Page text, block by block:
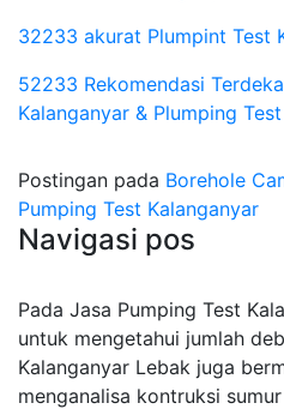
32233 akurat Plumpint Test
52233 Rekomendasi
Kalanganyar & Plumping
Postingan pada Borehole
Pumping Test Kalanganyar
Navigasi pos
Pada Jasa Pumping Test
untuk mengetahui jumlah
Kalanganyar Lebak juga
menganalisa kontruksi